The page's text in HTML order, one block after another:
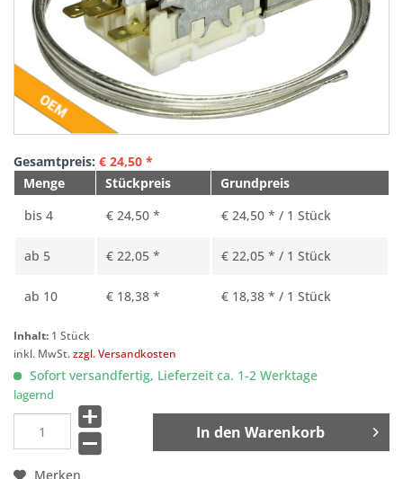
Gesamtpreis: € 24,50 *
Menge
Stückpreis
Grundpreis
bis 4 € 24,50 * € 24,50 * / 1 Stück
ab 5 € 22,05 * € 22,05 * / 1 Stück
ab 10 € 18,38 * € 18,38 * / 1 Stück
Inhalt: 1 Stück
inkl. MwSt.zzgl. Versandkosten
Sofort versandfertig, Lieferzeit ca. 1-2 Werktage
lagernd
In den Warenkorb
Merken